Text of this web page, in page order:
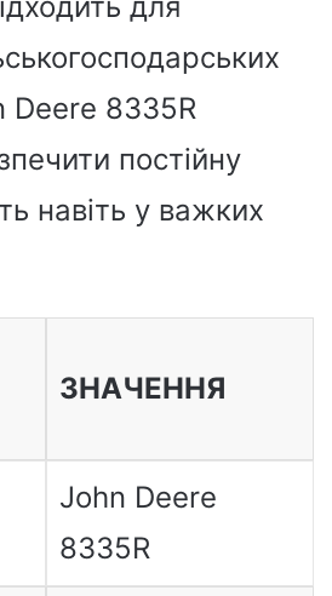
Deere 8335R
постійну
навіть у важких
ЗНАЧЕННЯ
John Deere
8335R